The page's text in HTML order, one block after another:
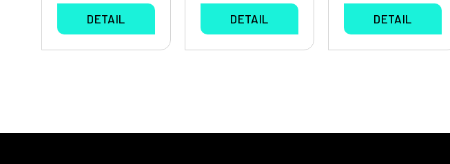
DETAIL DETAIL DETAIL